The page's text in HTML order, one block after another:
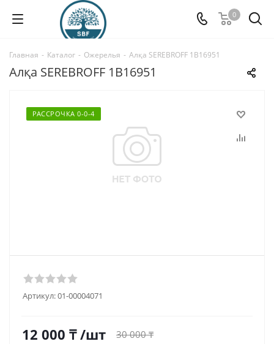
0
Главная - Каталог - Ожерелья - Алқа SEREBROFF 1B16951
Алқа SEREBROFF 1B16951
РАССРОЧКА 0-0-4
Артикул:01-00004071
12 000 ₸ /шт 30 000₸